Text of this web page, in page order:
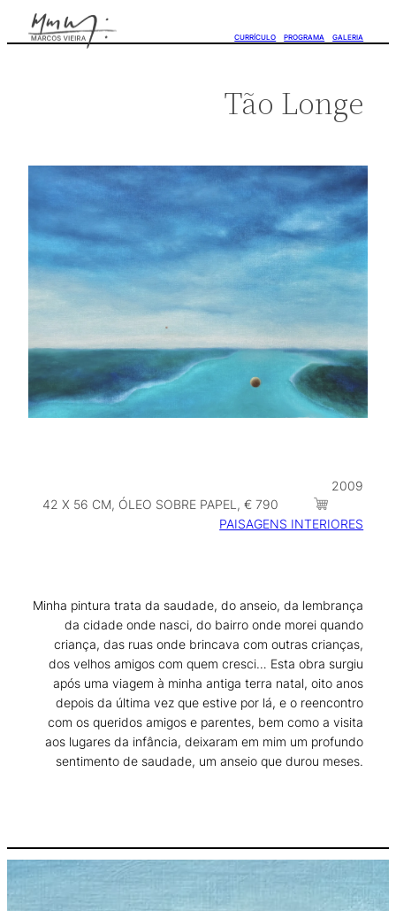
CURRÍCULO PROGRAMA GALERIA
Tão Longe
2009
42 X 56 CM, ÓLEO SOBRE PAPEL, € 790
PAISAGENS INTERIORES
Minha pintura trata da saudade, do anseio, da lembrança
da cidade onde nasci, do bairro onde morei quando
criança, das ruas onde brincava com outras crianças,
dos velhos amigos com quem cresci… Esta obra surgiu
após uma viagem à minha antiga terra natal, oito anos
depois da última vez que estive por lá, e o reencontro
com os queridos amigos e parentes, bem como a visita
aos lugares da infância, deixaram em mim um profundo
sentimento de saudade, um anseio que durou meses.